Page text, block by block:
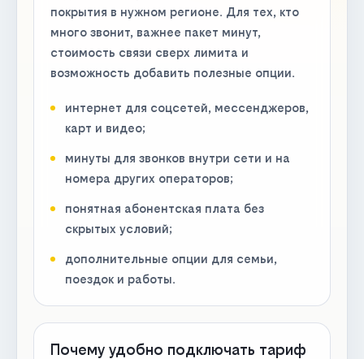
покрытия в нужном регионе. Для тех, кто
много звонит, важнее пакет минут,
стоимость связи сверх лимита и
возможность добавить полезные опции.
интернет для соцсетей, мессенджеров,
карт и видео;
минуты для звонков внутри сети и на
номера других операторов;
понятная абонентская плата без
скрытых условий;
дополнительные опции для семьи,
поездок и работы.
Почему удобно подключать тариф